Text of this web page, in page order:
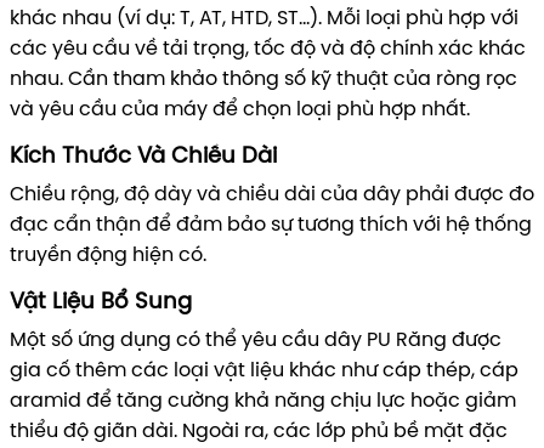
khác nhau (ví dụ: T, AT, HTD, ST...). Mỗi loại phù hợp với
các yêu cầu về tải trọng, tốc độ và độ chính xác khác
nhau. Cần tham khảo thông số kỹ thuật của ròng rọc
và yêu cầu của máy để chọn loại phù hợp nhất.
Kích Thước Và Chiều Dài
Chiều rộng, độ dày và chiều dài của dây phải được đo
đạc cẩn thận để đảm bảo sự tương thích với hệ thống
truyền động hiện có.
Vật Liệu Bổ Sung
Một số ứng dụng có thể yêu cầu dây PU Răng được
gia cố thêm các loại vật liệu khác như cáp thép, cáp
aramid để tăng cường khả năng chịu lực hoặc giảm
thiểu độ giãn dài. Ngoài ra, các lớp phủ bề mặt đặc